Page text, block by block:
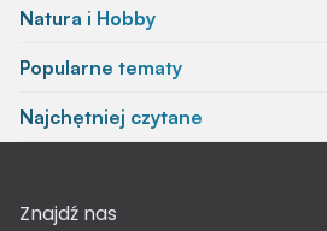
Natura i Hobby
Popularne tematy
Najchętniej czytane
Znajdź nas